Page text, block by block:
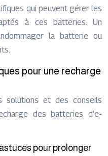
qui peuvent gérer les
à ces batteries. Un
la batterie ou
pour une recharge
solutions et des conseils
des batteries d’e-
pour prolonger